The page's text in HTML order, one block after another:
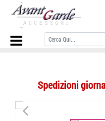
Home Page/PAPILLON/Tinta
farfallino cravatta a farfalla
Spedizioni
<